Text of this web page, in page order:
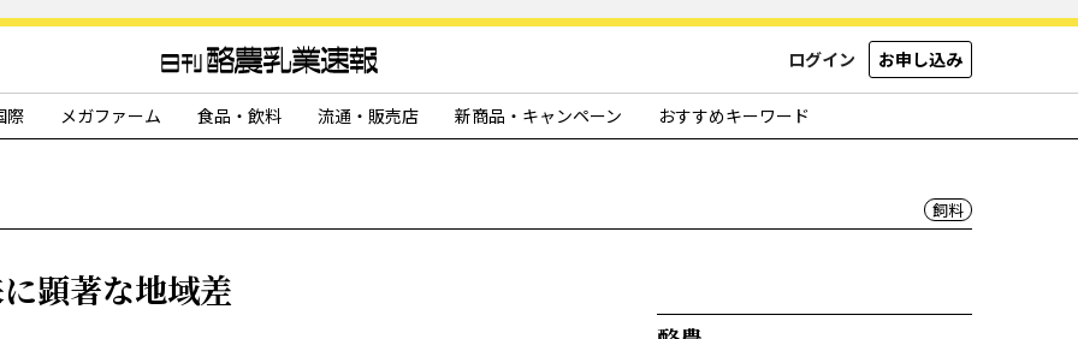
ログイン お申し込み
際 メガファーム 食品・飲料 流通・販売店 新商品・キャンペーン おすすめキーワード
飼料
顕著な地域差